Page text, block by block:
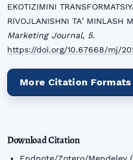
EKOTIZIMINI
RIVOJLANISHNI TAʼMINLASH
Marketing Journal, 5.
https://doi.org/10.67668/mj/
More Citation Formats
Download Citation